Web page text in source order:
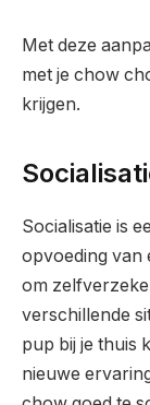
Met deze
met je chow
krijgen.
Socialisatie is
opvoeding van
om
verschillende
pup bij je thuis
nieuwe